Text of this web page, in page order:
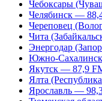
Чебоксары
Челябинск —
Череповец
Чита
Энергодар
Южно-
Якутск — 87,9
Ялта
Ярославль —